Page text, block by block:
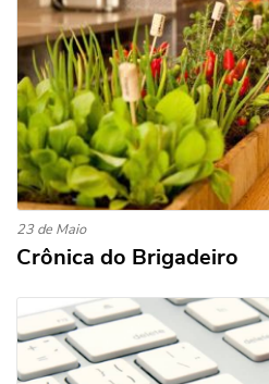
23 de Maio
Crônica do Brigadeiro